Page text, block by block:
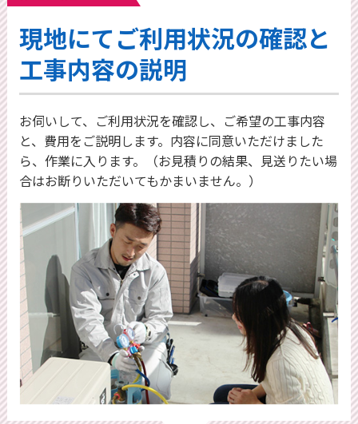
現地にてご利⽤状況の確認と
工事内容の説明
お伺いして、ご利用状況を確認し、ご希望の工事内容
と、費用をご説明します。内容に同意いただけました
ら、作業に入ります。（お見積りの結果、見送りたい場
合はお断りいただいてもかまいません。）